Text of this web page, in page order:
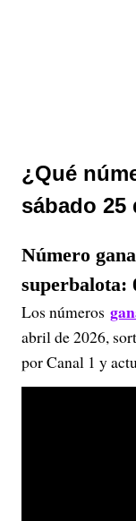
¿Qué
sábado 25
Número
superbalota:
Los números
abril de 2026,
por Canal 1 y